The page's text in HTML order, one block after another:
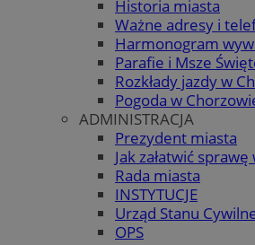
Historia miasta
Ważne adresy i
Harmonogram
Parafie i Msze
Rozkłady jazdy w
Pogoda w
ADMINISTRACJA
Prezydent miasta
Jak załatwić
Rada miasta
INSTYTUCJE
Urząd Stanu
OPS